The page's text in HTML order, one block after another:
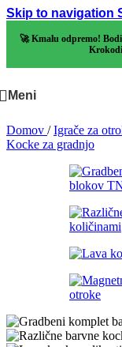
Skip to navigation
🚀 Kmalu odpremo!
Meni
Domov / Igrače za
Kocke za gradnjo